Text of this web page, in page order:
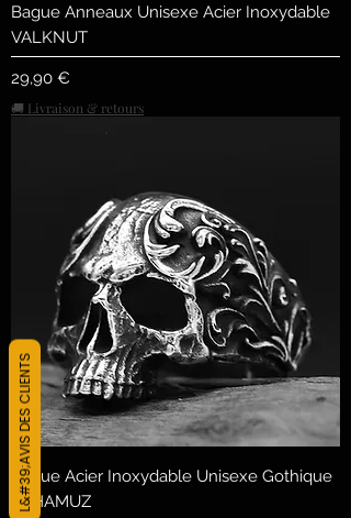
Bague Anneaux Unisexe Acier Inoxydable
VALKNUT
Preis
29,90 €
🚚 Livraison & retours
Bague Acier Inoxydable Unisexe Gothique
- THAMUZ
L&#39;AVIS DES CLIENTS